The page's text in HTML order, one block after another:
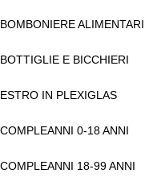
BOMBONIERE ALIMENTARI
BOTTIGLIE E BICCHIERI
ESTRO IN PLEXIGLAS
COMPLEANNI 0-18 ANNI
COMPLEANNI 18-99 ANNI